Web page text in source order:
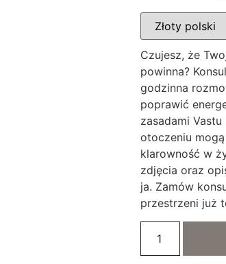
Czujesz, że
powinna?
godzinna
poprawić
zasadami
otoczeniu
klarowność w
zdjęcia oraz
ja. Zamów
przestrzeni już